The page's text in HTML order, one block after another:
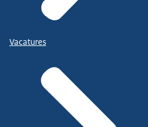
Vacatures